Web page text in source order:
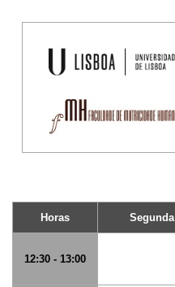
Horas Segunda
12:30 - 13:00